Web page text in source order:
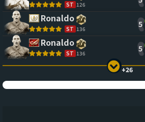
ST 126
Ronaldo
ST 136
5
Ronaldo
ST 136
5
+26